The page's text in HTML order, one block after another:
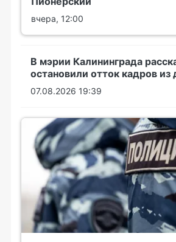
вчера, 12:00
В мэрии Калининграда
остановили отток кадров из
07.08.2026 19:39